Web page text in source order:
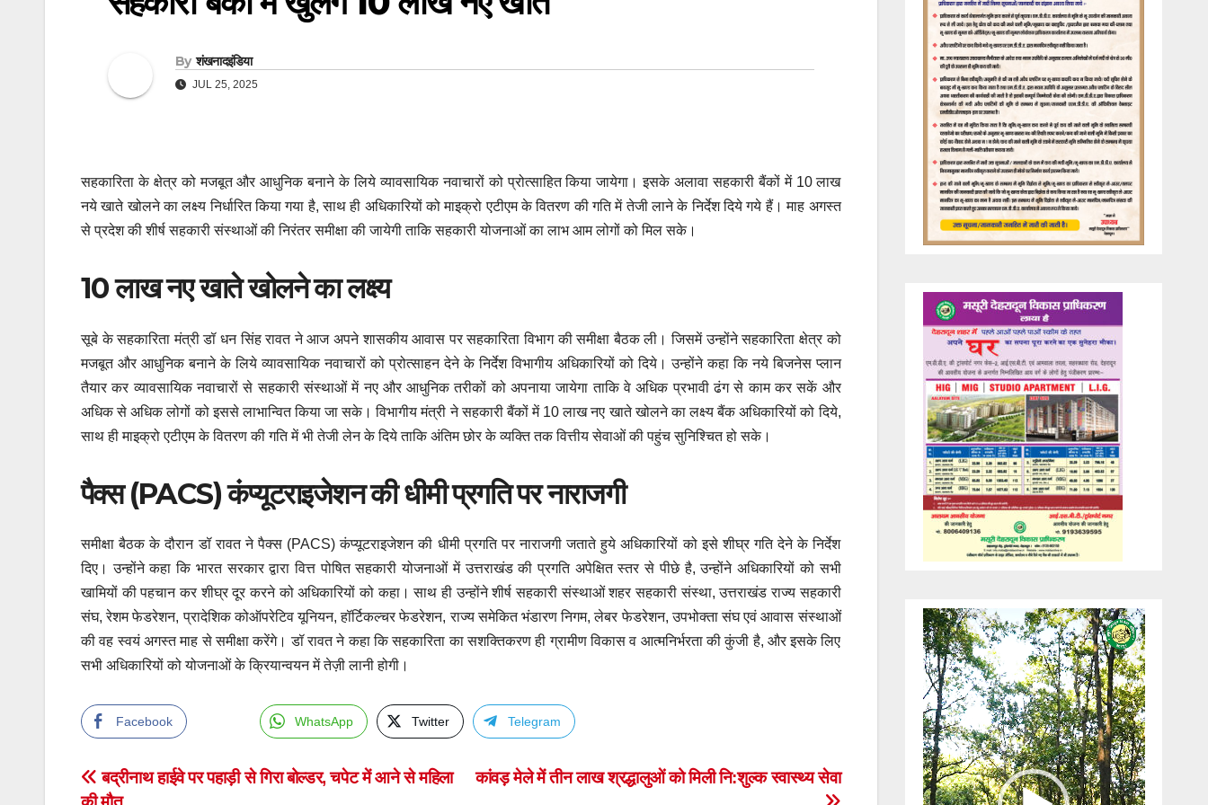
By शंखनादइंडिया
JUL 25, 2025
सहकारिता के क्षेत्र को मजबूत और आधुनिक बनाने के लिये व्यावसायिक नवाचारों को प्रोत्साहित किया जायेगा। इसके अलावा सहकारी बैंकों में 10 लाख
नये खाते खोलने का लक्ष्य निर्धारित किया गया है, साथ ही अधिकारियों को माइक्रो एटीएम के वितरण की गति में तेजी लाने के निर्देश दिये गये हैं। माह अगस्त
से प्रदेश की शीर्ष सहकारी संस्थाओं की निरंतर समीक्षा की जायेगी ताकि सहकारी योजनाओं का लाभ आम लोगों को मिल सके।
10 लाख नए खाते खोलने का लक्ष्य
सूबे के सहकारिता मंत्री डॉ धन सिंह रावत ने आज अपने शासकीय आवास पर सहकारिता विभाग की समीक्षा बैठक ली। जिसमें उन्होंने सहकारिता क्षेत्र को
मजबूत और आधुनिक बनाने के लिये व्यावसायिक नवाचारों को प्रोत्साहन देने के निर्देश विभागीय अधिकारियों को दिये। उन्होंने कहा कि नये बिजनेस प्लान
तैयार कर व्यावसायिक नवाचारों से सहकारी संस्थाओं में नए और आधुनिक तरीकों को अपनाया जायेगा ताकि वे अधिक प्रभावी ढंग से काम कर सकें और
अधिक से अधिक लोगों को इससे लाभान्वित किया जा सके। विभागीय मंत्री ने सहकारी बैंकों में 10 लाख नए खाते खोलने का लक्ष्य बैंक अधिकारियों को दिये,
साथ ही माइक्रो एटीएम के वितरण की गति में भी तेजी लेन के दिये ताकि अंतिम छोर के व्यक्ति तक वित्तीय सेवाओं की पहुंच सुनिश्चित हो सके।
पैक्स (PACS) कंप्यूटराइजेशन की धीमी प्रगति पर नाराजगी
समीक्षा बैठक के दौरान डॉ रावत ने पैक्स (PACS) कंप्यूटराइजेशन की धीमी प्रगति पर नाराजगी जताते हुये अधिकारियों को इसे शीघ्र गति देने के निर्देश
दिए। उन्होंने कहा कि भारत सरकार द्वारा वित्त पोषित सहकारी योजनाओं में उत्तराखंड की प्रगति अपेक्षित स्तर से पीछे है, उन्होंने अधिकारियों को सभी
खामियों की पहचान कर शीघ्र दूर करने को अधिकारियों को कहा। साथ ही उन्होंने शीर्ष सहकारी संस्थाओं शहर सहकारी संस्था, उत्तराखंड राज्य सहकारी
संघ, रेशम फेडरेशन, प्रादेशिक कोऑपरेटिव यूनियन, हॉर्टिकल्चर फेडरेशन, राज्य समेकित भंडारण निगम, लेबर फेडरेशन, उपभोक्ता संघ एवं आवास संस्थाओं
की वह स्वयं अगस्त माह से समीक्षा करेंगे। डॉ रावत ने कहा कि सहकारिता का सशक्तिकरण ही ग्रामीण विकास व आत्मनिर्भरता की कुंजी है, और इसके लिए
सभी अधिकारियों को योजनाओं के क्रियान्वयन में तेज़ी लानी होगी।
Facebook WhatsApp Twitter Telegram
Post
कांवड़ मेले में तीन लाख श्रद्धालुओं को मिली नि:शुल्क स्वास्थ्य सेवा
बद्रीनाथ हाईवे पर पहाड़ी से गिरा बोल्डर, चपेट में आने से महिला
Video
Player